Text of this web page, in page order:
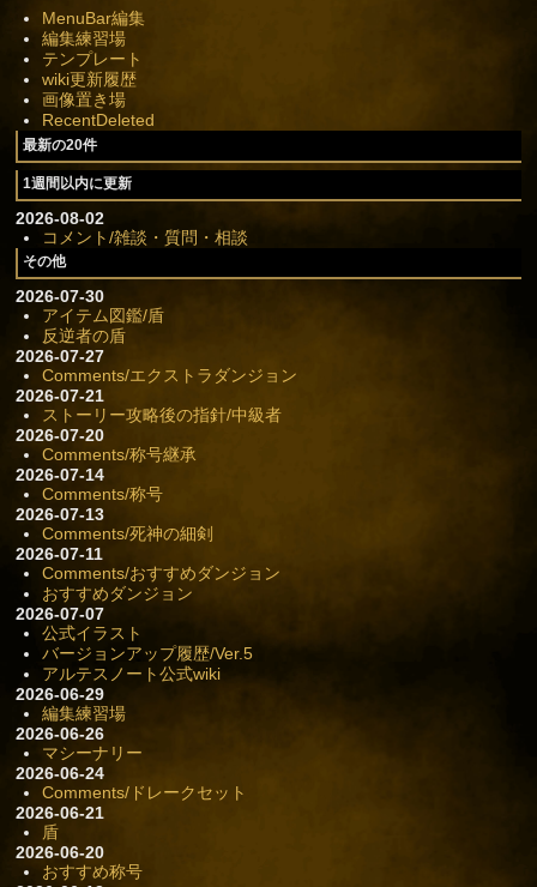
MenuBar編集
編集練習場
テンプレート
wiki更新履歴
画像置き場
RecentDeleted
最新の20件
1週間以内に更新
2026-08-02
コメント/雑談・質問・相談
その他
2026-07-30
アイテム図鑑/盾
反逆者の盾
2026-07-27
Comments/エクストラダンジョン
2026-07-21
ストーリー攻略後の指針/中級者
2026-07-20
Comments/称号継承
2026-07-14
Comments/称号
2026-07-13
Comments/死神の細剣
2026-07-11
Comments/おすすめダンジョン
おすすめダンジョン
2026-07-07
公式イラスト
バージョンアップ履歴/Ver.5
アルテスノート公式wiki
2026-06-29
編集練習場
2026-06-26
マシーナリー
2026-06-24
Comments/ドレークセット
2026-06-21
盾
2026-06-20
おすすめ称号